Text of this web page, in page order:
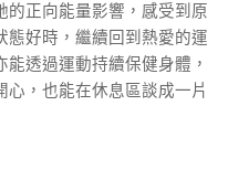
的正向能量影響，感受到原
態好時，繼續回到熱愛的運
透過運動持續保健身體，
，也能在休息區談成一片